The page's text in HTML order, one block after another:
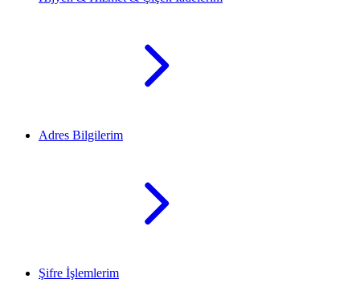
Adres Bilgilerim
Şifre İşlemlerim